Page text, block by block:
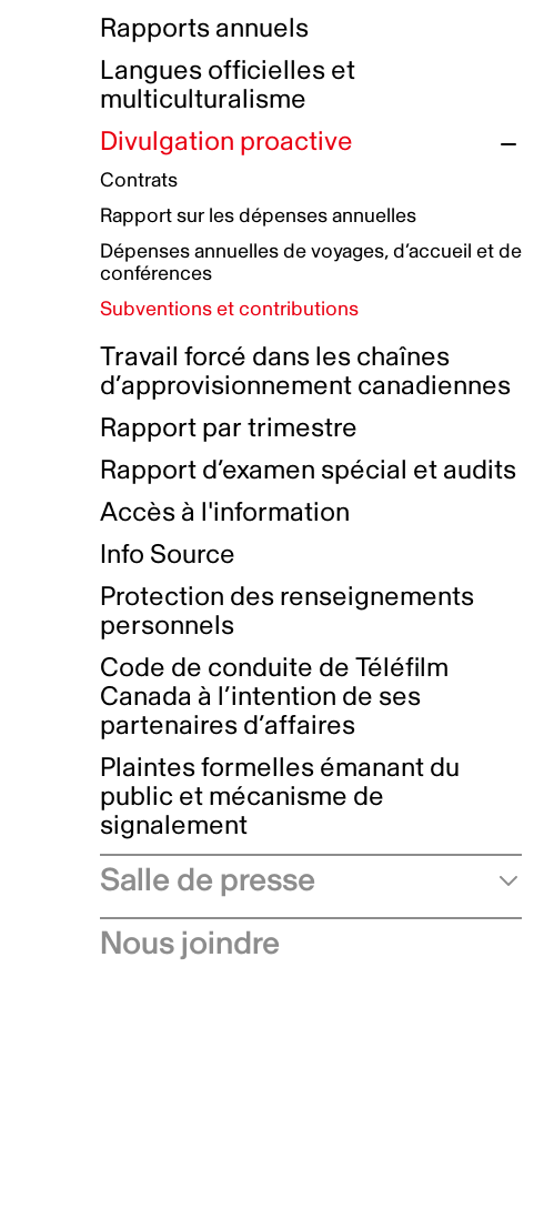
Initiatives autochtones
Plan de réconciliation autochtone
Groupe de travail autochtone
Principes directeurs sur le
harcèlement
Plan d’action pour la parité
Plan d'équité, de diversité,
d'inclusion et d'accessibilité
Boîte à outils pour le récit authentique
Collecte de données et l’auto-identification
Plan d'accessibilité
Rémunération et avantages
Prix et certifications
Nos valeurs d’entreprise
Rapports annuels
Langues officielles et
multiculturalisme
Divulgation proactive
Contrats
Rapport sur les dépenses annuelles
Dépenses annuelles de voyages, d’accueil et de
conférences
Subventions et contributions
Travail forcé dans les chaînes
d’approvisionnement canadiennes
Rapport par trimestre
Rapport d’examen spécial et audits
Accès à l'information
Info Source
Protection des renseignements
personnels
Code de conduite de Téléfilm
Canada à l’intention de ses
partenaires d’affaires
Plaintes formelles émanant du
public et mécanisme de
signalement
Salle de presse
Communiqués de presse
Nous joindre